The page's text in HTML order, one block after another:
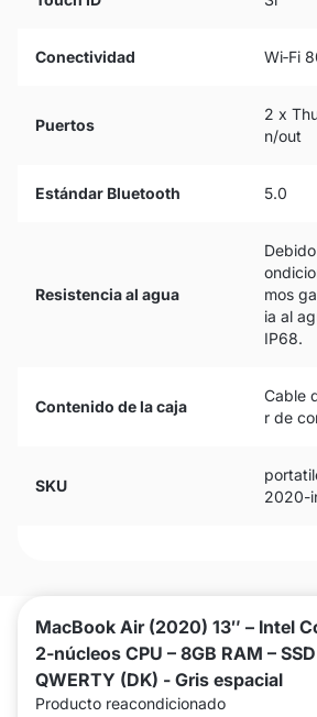
MacBook Air (2020) 13″ – Intel
2‑núcleos CPU – 8GB RAM –
QWERTY (DK) - Gris espacial
Producto reacondicionado
Conectividad Wi‑Fi
Puertos
2 x
n/out
Estándar Bluetooth 5.0
Resistencia al agua
mos
ia al
IP68.
Contenido de la caja
Cable
r de
SKU
2020-